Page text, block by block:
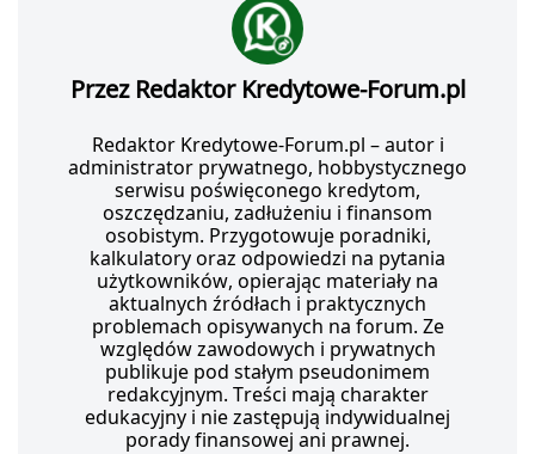
Przez Redaktor Kredytowe-Forum.pl
Redaktor Kredytowe-Forum.pl – autor i
administrator prywatnego, hobbystycznego
serwisu poświęconego kredytom,
oszczędzaniu, zadłużeniu i finansom
osobistym. Przygotowuje poradniki,
kalkulatory oraz odpowiedzi na pytania
użytkowników, opierając materiały na
aktualnych źródłach i praktycznych
problemach opisywanych na forum. Ze
względów zawodowych i prywatnych
publikuje pod stałym pseudonimem
redakcyjnym. Treści mają charakter
edukacyjny i nie zastępują indywidualnej
porady finansowej ani prawnej.